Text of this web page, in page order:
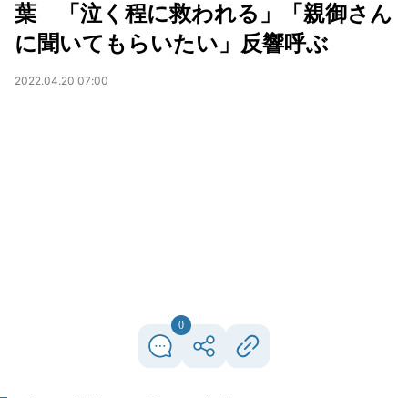
葉 「泣く程に救われる」「親御さん
に聞いてもらいたい」反響呼ぶ
2022.04.20 07:00
0